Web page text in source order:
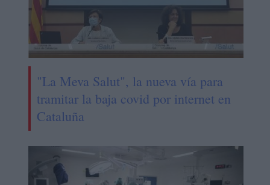
"La Meva Salut", la nueva vía para
tramitar la baja covid por internet en
Cataluña